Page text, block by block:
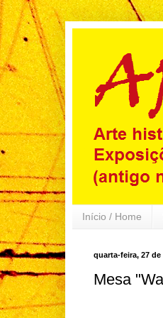
Início / Home
quarta-feira, 27 de
Mesa